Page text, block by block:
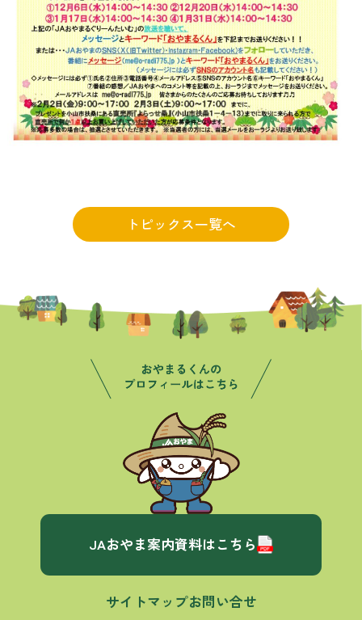
トピックス一覧へ
JAおやま案内資料はこちら
サイトマップお問い合せ